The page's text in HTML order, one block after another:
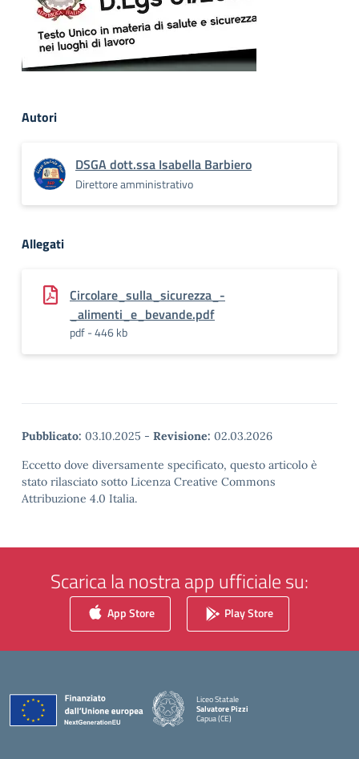
Autori
DSGA dott.ssa Isabella Barbiero
Direttore amministrativo
Allegati
Circolare_sulla_sicurezza_-
_alimenti_e_bevande.pdf
pdf - 446 kb
Pubblicato: 03.10.2025 - Revisione: 02.03.2026
Eccetto dove diversamente specificato, questo articolo è
stato rilasciato sotto Licenza Creative Commons
Attribuzione 4.0 Italia.
Scarica la nostra app ufficiale su:
App Store Play Store
Liceo Statale
Salvatore Pizzi
Capua (CE)
— Visita la pagina iniziale della scuola